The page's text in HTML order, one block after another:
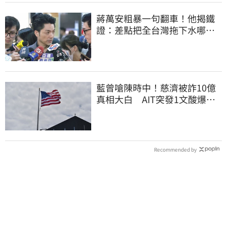
蔣萬安粗暴一句翻車！他揭鐵
證：差點把全台灣拖下水哪時
藍曾嗆陳時中！慈濟被詐10億
真相大白 AIT突發1文酸爆…
Recommended by